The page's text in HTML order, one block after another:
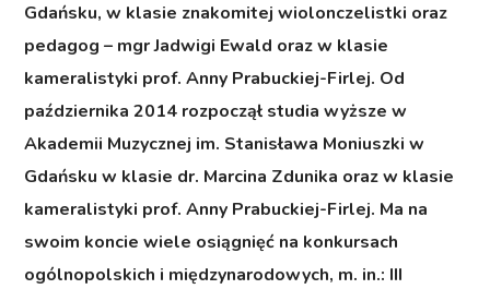
Gdańsku, w klasie znakomitej wiolonczelistki oraz
pedagog – mgr Jadwigi Ewald oraz w klasie
kameralistyki prof. Anny Prabuckiej-Firlej. Od
października 2014 rozpoczął studia wyższe w
Akademii Muzycznej im. Stanisława Moniuszki w
Gdańsku w klasie dr. Marcina Zdunika oraz w klasie
kameralistyki prof. Anny Prabuckiej-Firlej. Ma na
swoim koncie wiele osiągnięć na konkursach
ogólnopolskich i międzynarodowych, m. in.: III